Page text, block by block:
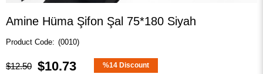
Amine Hüma Şifon Şal 75*180 Siyah
(0010)
$12.50 $10.73 %14 Discount